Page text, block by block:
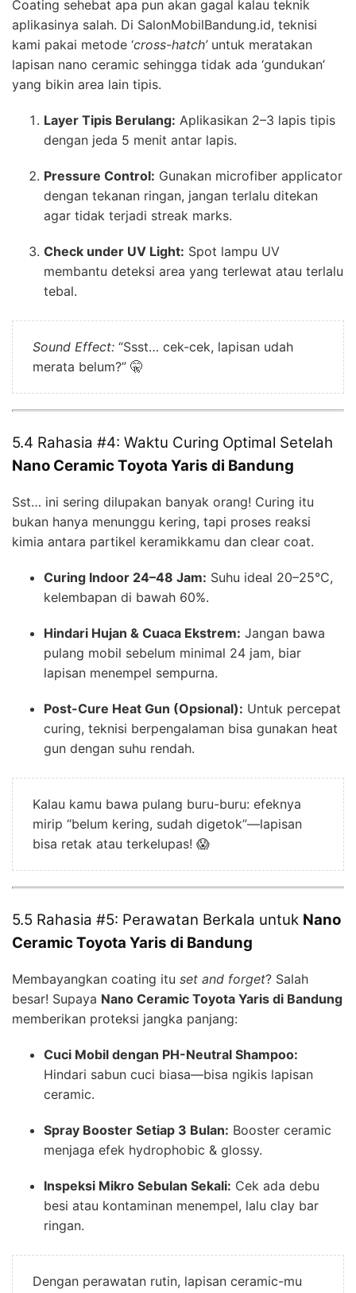
Coating sehebat apa pun akan gagal kalau teknik
aplikasinya salah. Di SalonMobilBandung.id, teknisi
kami pakai metode ‘cross-hatch’untuk meratakan
lapisan nano ceramic sehingga tidak ada ‘gundukan’
yang bikin area lain tipis.
Layer Tipis Berulang: Aplikasikan 2–3 lapis tipis
dengan jeda 5 menit antar lapis.
Pressure Control: Gunakan microfiber applicator
dengan tekanan ringan, jangan terlalu ditekan
agar tidak terjadi streak marks.
Check under UV Light: Spot lampu UV
membantu deteksi area yang terlewat atau terlalu
tebal.
Sound Effect: “Ssst… cek-cek, lapisan udah
merata belum?” 🤫
5.4 Rahasia #4: Waktu Curing Optimal Setelah
Nano Ceramic Toyota Yaris di Bandung
Sst… ini sering dilupakan banyak orang! Curing itu
bukan hanya menunggu kering, tapi proses reaksi
kimia antara partikel keramikkamu dan clear coat.
Curing Indoor 24–48 Jam: Suhu ideal 20–25°C,
kelembapan di bawah 60%.
Hindari Hujan & Cuaca Ekstrem: Jangan bawa
pulang mobil sebelum minimal 24 jam, biar
lapisan menempel sempurna.
Post-Cure Heat Gun (Opsional): Untuk percepat
curing, teknisi berpengalaman bisa gunakan heat
gun dengan suhu rendah.
Kalau kamu bawa pulang buru-buru: efeknya
mirip “belum kering, sudah digetok”—lapisan
bisa retak atau terkelupas! 😱
5.5 Rahasia #5: Perawatan Berkala untuk Nano
Ceramic Toyota Yaris di Bandung
Membayangkan coating itu set and forget? Salah
besar! Supaya Nano Ceramic Toyota Yaris di Bandung
memberikan proteksi jangka panjang:
Cuci Mobil dengan PH-Neutral Shampoo:
Hindari sabun cuci biasa—bisa ngikis lapisan
ceramic.
Spray Booster Setiap 3 Bulan: Booster ceramic
menjaga efek hydrophobic & glossy.
Inspeksi Mikro Sebulan Sekali: Cek ada debu
besi atau kontaminan menempel, lalu clay bar
ringan.
Dengan perawatan rutin, lapisan ceramic-mu